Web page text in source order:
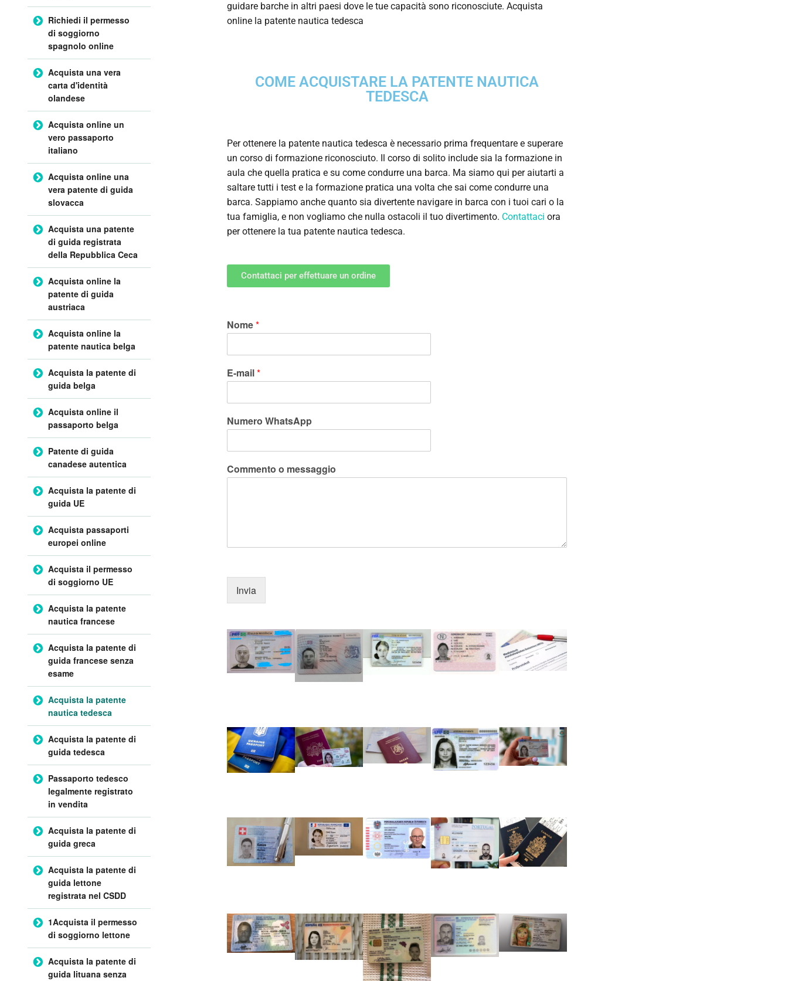
guidare barche in altri paesi dove le tue capacità sono riconosciute. Acquista
online la patente nautica tedesca
COME ACQUISTARE LA PATENTE NAUTICA
TEDESCA
Per ottenere la patente nautica tedesca è necessario prima frequentare e superare
un corso di formazione riconosciuto. Il corso di solito include sia la formazione in
aula che quella pratica e su come condurre una barca. Ma siamo qui per aiutarti a
saltare tutti i test e la formazione pratica una volta che sai come condurre una
barca. Sappiamo anche quanto sia divertente navigare in barca con i tuoi cari o la
tua famiglia, e non vogliamo che nulla ostacoli il tuo divertimento. Contattaci ora
per ottenere la tua patente nautica tedesca.
Contattaci per effettuare un ordine
Nome*
E-mail*
Numero WhatsApp
Commento o messaggio
Invia
Richiedi il permesso
di soggiorno
spagnolo online
Acquista una vera
carta d'identità
olandese
Acquista online un
vero passaporto
italiano
Acquista online una
vera patente di guida
slovacca
Acquista una patente
di guida registrata
della Repubblica Ceca
Acquista online la
patente di guida
austriaca
Acquista online la
patente nautica belga
Acquista la patente di
guida belga
Acquista online il
passaporto belga
Patente di guida
canadese autentica
Acquista la patente di
guida UE
Acquista passaporti
europei online
Acquista il permesso
di soggiorno UE
Acquista la patente
nautica francese
Acquista la patente di
guida francese senza
esame
Acquista la patente
nautica tedesca
Acquista la patente di
guida tedesca
Passaporto tedesco
legalmente registrato
in vendita
Acquista la patente di
guida greca
Acquista la patente di
guida lettone
registrata nel CSDD
1Acquista il permesso
di soggiorno lettone
Acquista la patente di
guida lituana senza